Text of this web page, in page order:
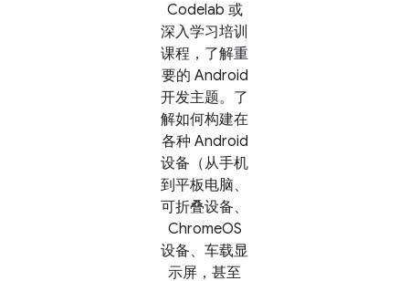
Codelab 或
深入学习培训
课程，了解重
要的 Android
开发主题。了
解如何构建在
各种 Android
设备（从手机
到平板电脑、
可折叠设备、
ChromeOS
设备、车载显
示屏，甚至